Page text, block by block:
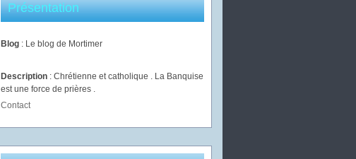
Présentation
Blog : Le blog de Mortimer
Description : Chrétienne et catholique . La Banquise
est une force de prières .
Contact